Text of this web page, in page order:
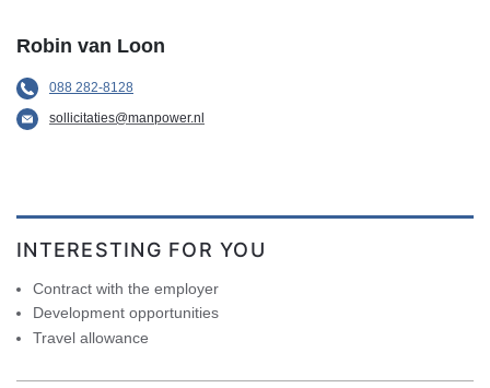
Robin van Loon
088 282-8128
sollicitaties@manpower.nl
INTERESTING FOR YOU
Contract with the employer
Development opportunities
Travel allowance